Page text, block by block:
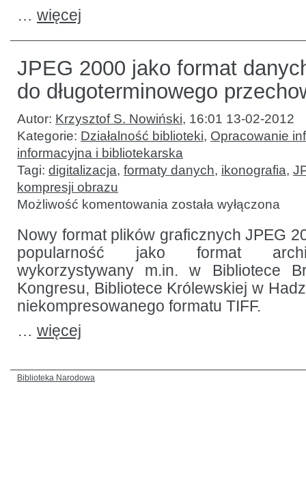
… więcej
JPEG 2000 jako format
do długoterminowego
Autor: Krzysztof S. Nowiński, 16:01 13-02-2012
Kategorie: Działalność biblioteki, Opracowanie
informacyjna i bibliotekarska
Tagi: digitalizacja, formaty danych, ikonografia,
kompresji obrazu
Możliwość komentowania JPEG
2000
format
danych
obrazowych
przechowywania
została wyłączona
Nowy format plików graficznych JPEG
popularność jako format
wykorzystywany m.in. w Bibliotece
Kongresu, Bibliotece Królewskiej w
niekompresowanego formatu TIFF.
… więcej
Biblioteka Narodowa